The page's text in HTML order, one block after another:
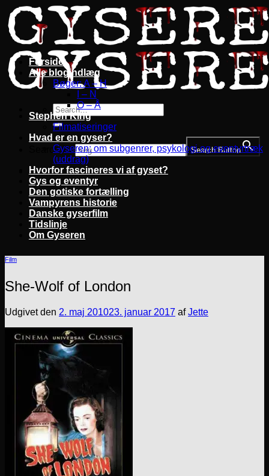
Fortsæt
til
indhold
Search for: Search Button
Forside
Alle blogindlæg
Bøger: A – H
I – N
O – Å
Stephen King
Filmatiseringer
Hvad er en gyser?
Gyseren: om subgenrer, psykologi og eventyrtræk
(uddrag)
Hvorfor fascineres vi af gyset?
Gys og eventyr
Den gotiske fortælling
Vampyrens historie
Danske gyserfilm
Tidslinje
Om Gyseren
Film
She-Wolf of London
Udgivet den 2. maj 201023. januar 2017 afJette